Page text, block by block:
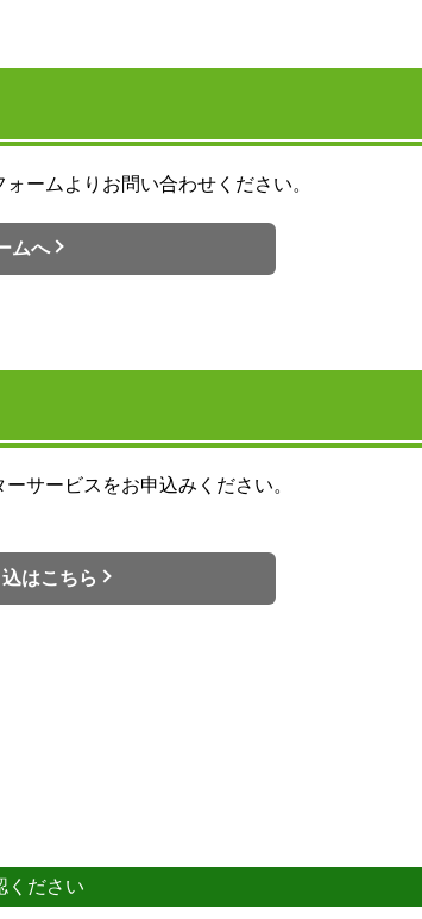
ームよりお問い合わせください。
ムへ
サービスをお申込みください。
はこちら
ください